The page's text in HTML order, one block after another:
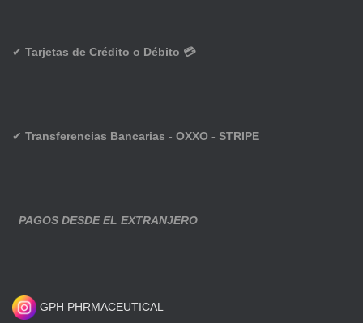
✔ Tarjetas de Crédito o Débito 💳
✔ Transferencias Bancarias - OXXO - STRIPE
PAGOS DESDE EL EXTRANJERO
GPH PHRMACEUTICAL